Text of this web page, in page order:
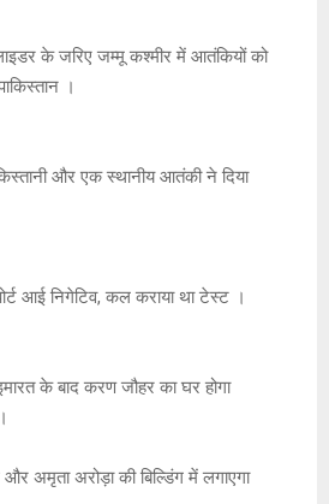
के जरिए जम्मू कश्मीर में आतंकियों को
।
और एक स्थानीय आतंकी ने दिया
आई निगेटिव, कल कराया था टेस्ट ।
के बाद करण जौहर का घर होगा
अमृता अरोड़ा की बिल्डिंग में लगाएगा